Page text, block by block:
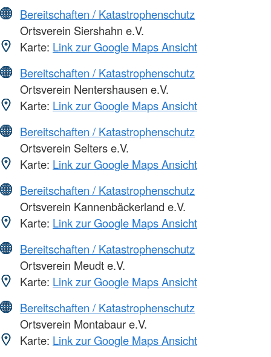
Bereitschaften / Katastrophenschutz
Ortsverein Siershahn e.V.
Karte: Link zur Google Maps Ansicht
Bereitschaften / Katastrophenschutz
Ortsverein Nentershausen e.V.
Karte: Link zur Google Maps Ansicht
Bereitschaften / Katastrophenschutz
Ortsverein Selters e.V.
Karte: Link zur Google Maps Ansicht
Bereitschaften / Katastrophenschutz
Ortsverein Kannenbäckerland e.V.
Karte: Link zur Google Maps Ansicht
Bereitschaften / Katastrophenschutz
Ortsverein Meudt e.V.
Karte: Link zur Google Maps Ansicht
Bereitschaften / Katastrophenschutz
Ortsverein Montabaur e.V.
Karte: Link zur Google Maps Ansicht